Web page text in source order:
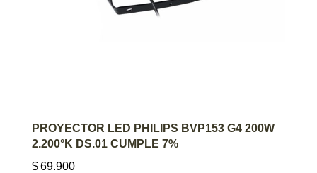
AGREGAR AL CARRITO
PROYECTOR LED PHILIPS BVP153 G4 200W
2.200°K DS.01 CUMPLE 7%
$69.900